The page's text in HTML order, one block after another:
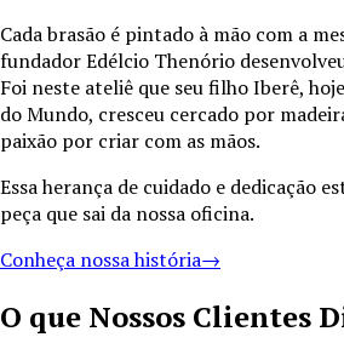
Cada brasão é pintado à mão com a
fundador Edélcio Thenório
Foi neste ateliê que seu filho Iberê,
do Mundo, cresceu cercado por
paixão por criar com as mãos.
Essa herança de cuidado e dedicação
peça que sai da nossa oficina.
Conheça nossa história→
O que Nossos Clientes